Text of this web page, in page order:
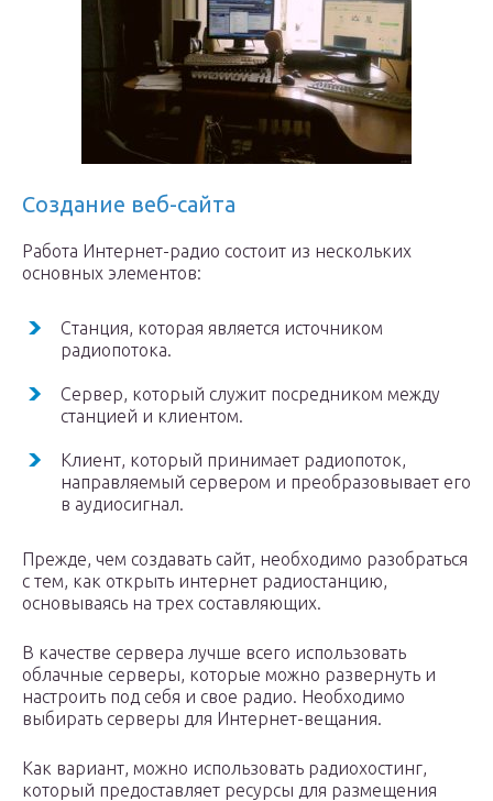
Создание веб-сайта
Работа Интернет-радио состоит из нескольких
основных элементов:
Станция, которая является источником
радиопотока.
Сервер, который служит посредником между
станцией и клиентом.
Клиент, который принимает радиопоток,
направляемый сервером и преобразовывает его
в аудиосигнал.
Прежде, чем создавать сайт, необходимо разобраться
с тем, как открыть интернет радиостанцию,
основываясь на трех составляющих.
В качестве сервера лучше всего использовать
облачные серверы, которые можно развернуть и
настроить под себя и свое радио. Необходимо
выбирать серверы для Интернет-вещания.
Как вариант, можно использовать радиохостинг,
который предоставляет ресурсы для размещения